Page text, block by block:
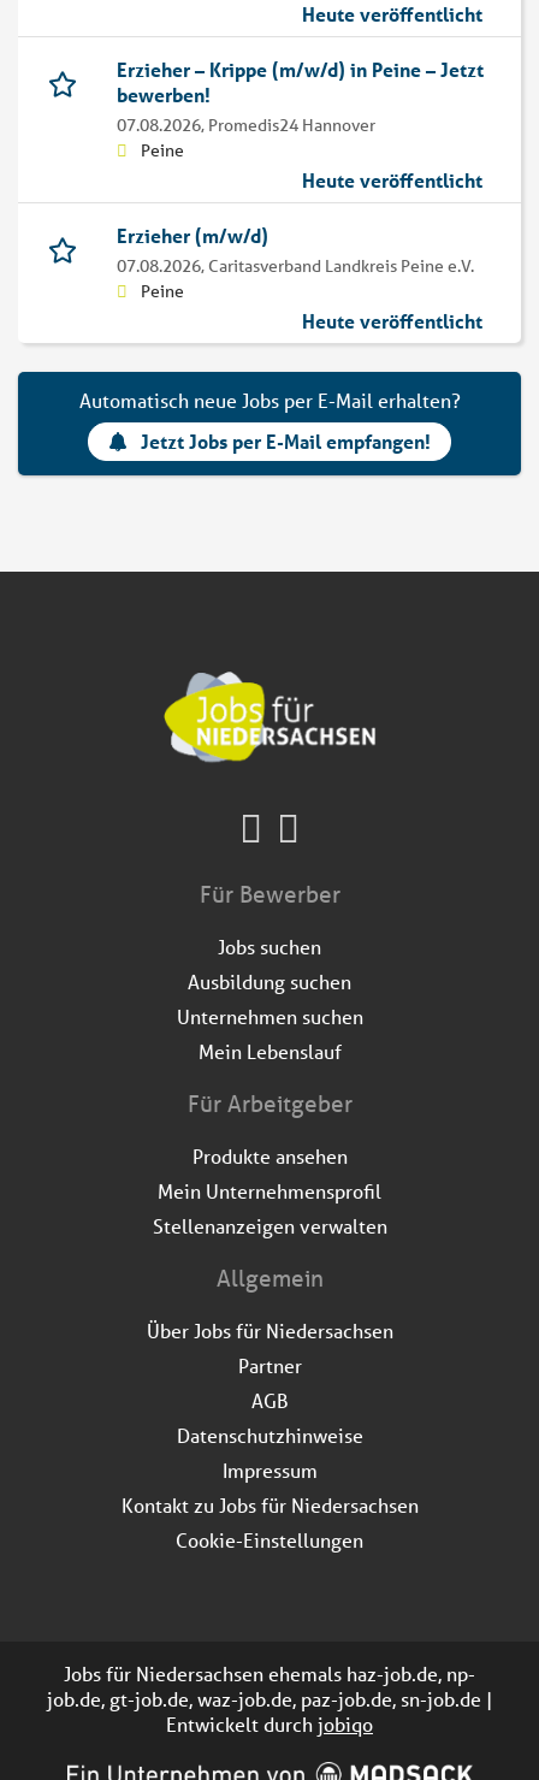
Heute veröffentlicht
Erzieher – Krippe (m/w/d) in Peine – Jetzt
bewerben!
07.08.2026, Promedis24 Hannover
Peine
Heute veröffentlicht
Erzieher (m/w/d)
07.08.2026, Caritasverband Landkreis Peine e.V.
Peine
Heute veröffentlicht
Automatisch neue Jobs per E-Mail erhalten?
Jetzt Jobs per E-Mail empfangen!
Für Bewerber
Jobs suchen
Ausbildung suchen
Unternehmen suchen
Mein Lebenslauf
Für Arbeitgeber
Produkte ansehen
Mein Unternehmensprofil
Stellenanzeigen verwalten
Allgemein
Über Jobs für Niedersachsen
Partner
AGB
Datenschutzhinweise
Impressum
Kontakt zu Jobs für Niedersachsen
Cookie-Einstellungen
Jobs für Niedersachsen ehemals haz-job.de, np-
job.de, gt-job.de, waz-job.de, paz-job.de, sn-job.de |
Entwickelt durchjobiqo